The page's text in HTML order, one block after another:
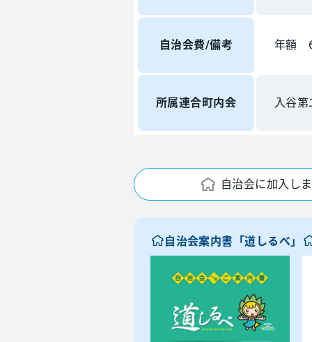
自治会費/備考 年額
所属連合町内会 入谷
自治会に加入し
自治会案内書「道しるべ」